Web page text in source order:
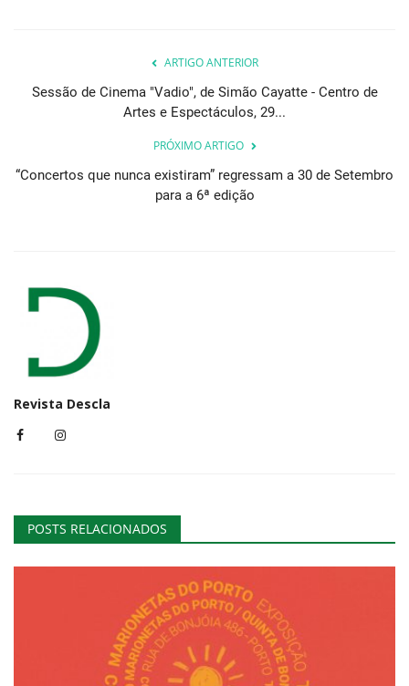
ARTIGO ANTERIOR
Sessão de Cinema "Vadio", de Simão Cayatte - Centro de
Artes e Espectáculos, 29...
PRÓXIMO ARTIGO
“Concertos que nunca existiram” regressam a 30 de Setembro
para a 6ª edição
Revista Descla
POSTS RELACIONADOS